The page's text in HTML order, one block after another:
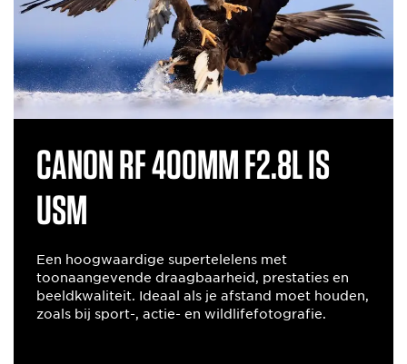
Canon RF 400mm F2.8L IS
USM
Een hoogwaardige supertelelens met
toonaangevende draagbaarheid, prestaties en
beeldkwaliteit. Ideaal als je afstand moet houden,
zoals bij sport-, actie- en wildlifefotografie.